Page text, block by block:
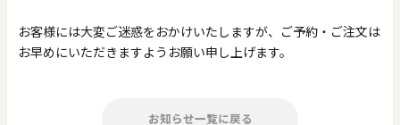
お客様には大変ご迷惑をおかけいたしますが、ご予約・ご注文は
お早めにいただきますようお願い申し上げます。
お知らせ一覧に戻る